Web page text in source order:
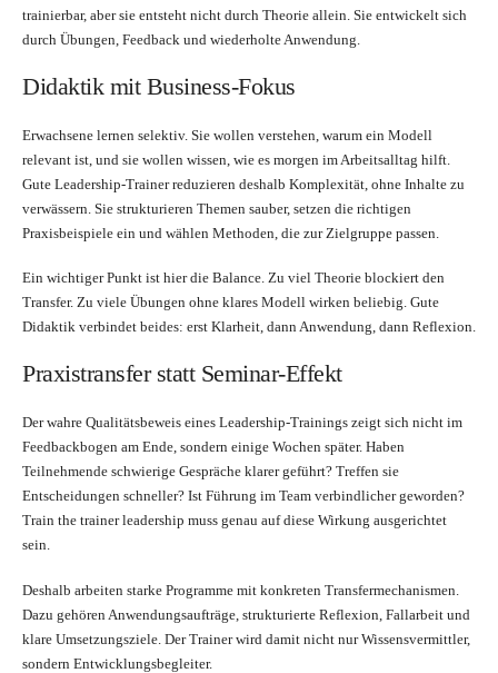
trainierbar, aber sie entsteht nicht durch Theorie allein. Sie entwickelt sich
durch Übungen, Feedback und wiederholte Anwendung.
Didaktik mit Business-Fokus
Erwachsene lernen selektiv. Sie wollen verstehen, warum ein Modell
relevant ist, und sie wollen wissen, wie es morgen im Arbeitsalltag hilft.
Gute Leadership-Trainer reduzieren deshalb Komplexität, ohne Inhalte zu
verwässern. Sie strukturieren Themen sauber, setzen die richtigen
Praxisbeispiele ein und wählen Methoden, die zur Zielgruppe passen.
Ein wichtiger Punkt ist hier die Balance. Zu viel Theorie blockiert den
Transfer. Zu viele Übungen ohne klares Modell wirken beliebig. Gute
Didaktik verbindet beides: erst Klarheit, dann Anwendung, dann Reflexion.
Praxistransfer statt Seminar-Effekt
Der wahre Qualitätsbeweis eines Leadership-Trainings zeigt sich nicht im
Feedbackbogen am Ende, sondern einige Wochen später. Haben
Teilnehmende schwierige Gespräche klarer geführt? Treffen sie
Entscheidungen schneller? Ist Führung im Team verbindlicher geworden?
Train the trainer leadership muss genau auf diese Wirkung ausgerichtet
sein.
Deshalb arbeiten starke Programme mit konkreten Transfermechanismen.
Dazu gehören Anwendungsaufträge, strukturierte Reflexion, Fallarbeit und
klare Umsetzungsziele. Der Trainer wird damit nicht nur Wissensvermittler,
sondern Entwicklungsbegleiter.